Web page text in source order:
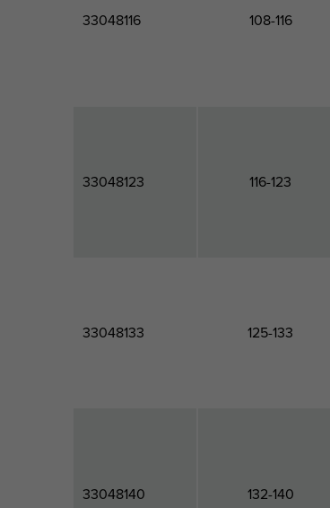
33048116 108-116
33048123 116-123
33048133 125-133
33048140 132-140